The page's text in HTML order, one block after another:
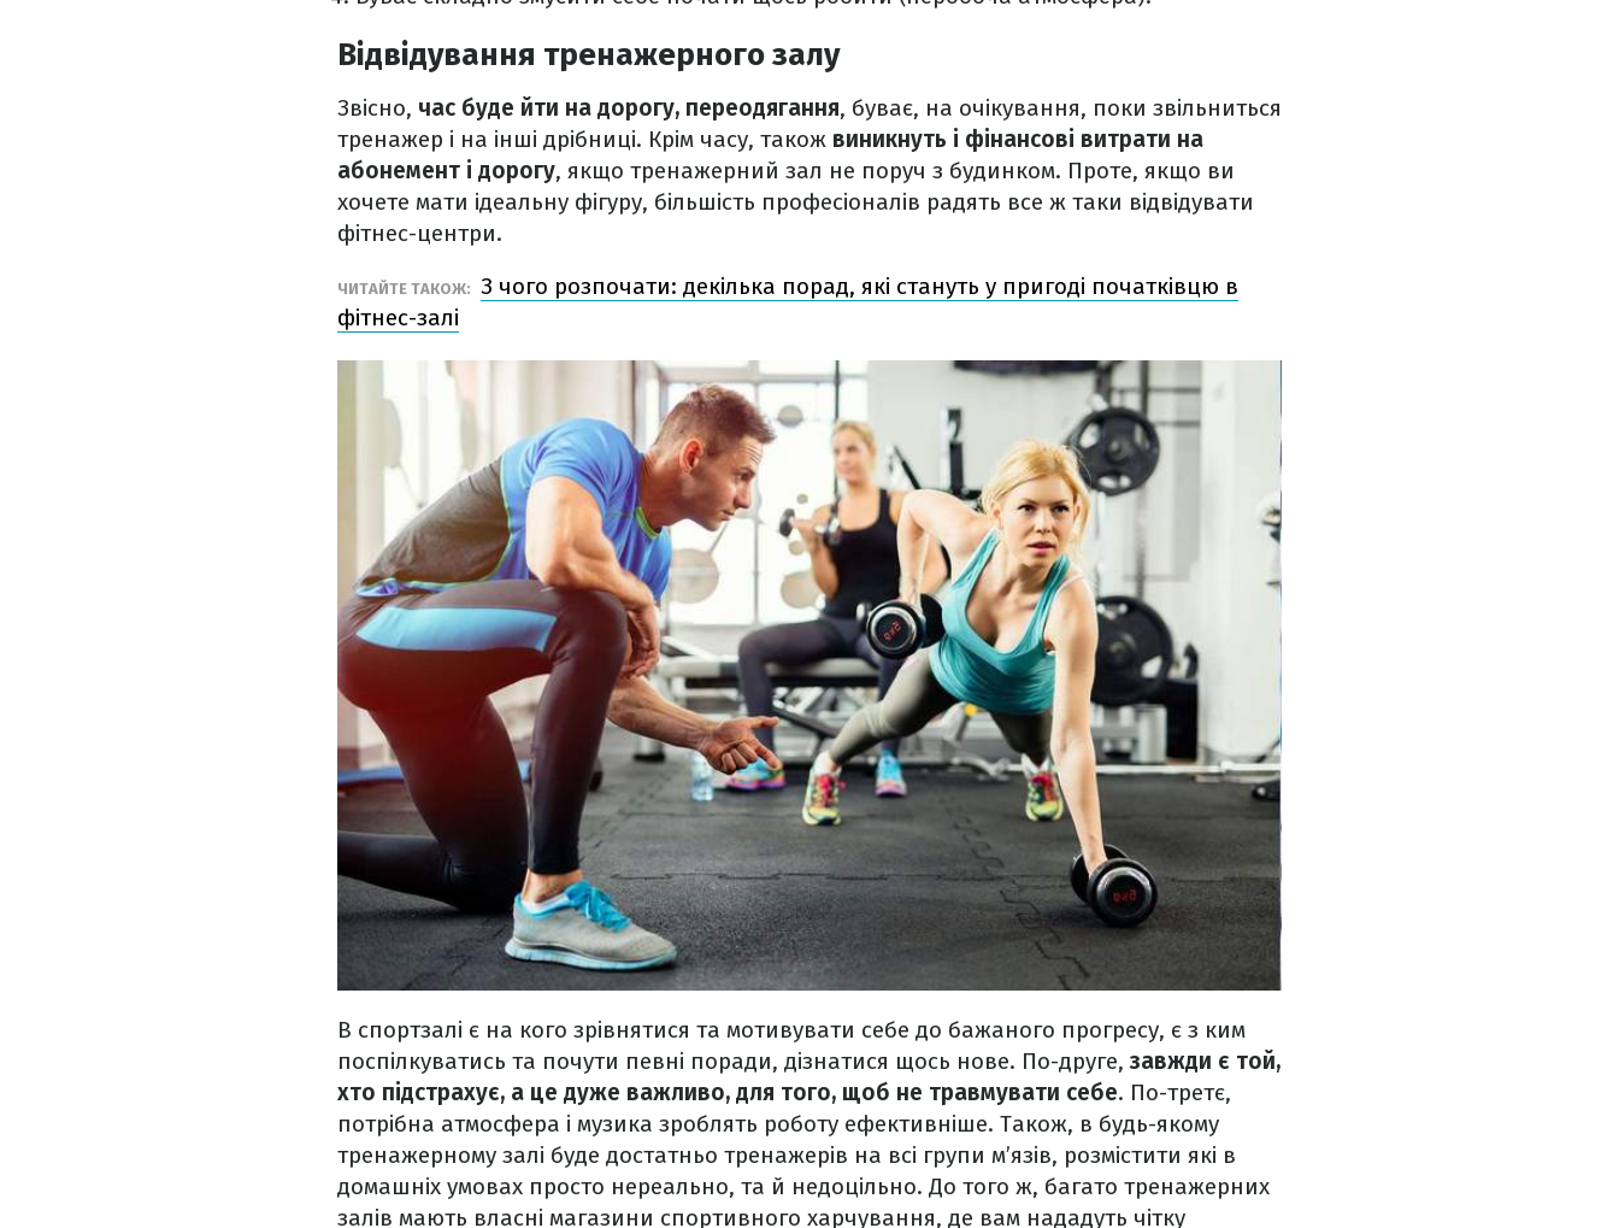
Відвідування тренажерного залу
Звісно, час буде йти на дорогу, переодягання, буває, на очікування, поки звільниться
тренажер і на інші дрібниці. Крім часу, також виникнуть і фінансові витрати на
абонемент і дорогу, якщо тренажерний зал не поруч з будинком. Проте, якщо ви
хочете мати ідеальну фігуру, більшість професіоналів радять все ж таки відвідувати
фітнес-центри.
ЧИТАЙТЕ ТАКОЖ: З чого розпочати: декілька порад, які стануть у пригоді початківцю в
фітнес-залі
В спортзалі є на кого зрівнятися та мотивувати себе до бажаного прогресу, є з ким
поспілкуватись та почути певні поради, дізнатися щось нове. По-друге,завжди є той,
хто підстрахує, а це дуже важливо, для того, щоб не травмувати себе. По-третє,
потрібна атмосфера і музика зроблять роботу ефективніше. Також, в будь-якому
тренажерному залі буде достатньо тренажерів на всі групи м’язів, розмістити які в
домашніх умовах просто нереально, та й недоцільно. До того ж, багато тренажерних
залів мають власні магазини спортивного харчування, де вам нададуть чітку